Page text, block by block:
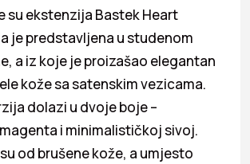
su ekstenzija Bastek Heart
je predstavljena u studenom
a iz koje je proizašao elegantan
kože sa satenskim vezicama.
dolazi u dvoje boje –
i minimalističkoj sivoj.
od brušene kože, a umjesto